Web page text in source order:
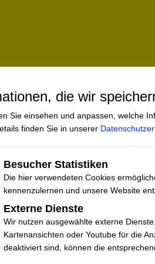
Träger der freien
von STOP HATE die
Kriminalbereichen
eng mit Gerichten,
Bewährungshilfe.
uns unterstützen:
sich über jede
die wir
Sie einsehen und anpassen, welche
finden Sie in unserer
Besucher Statistiken
Die hier verwendeten Cookies
kennenzulernen und unsere Website
Externe Dienste
Wir nutzen ausgewählte externe
Kartenansichten oder Youtube für die
deaktiviert sind, können die